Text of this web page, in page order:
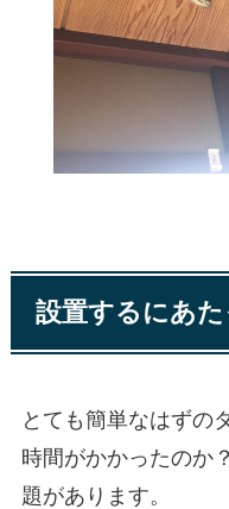
設置するにあ
とても簡単なはずの
時間がかかったのか
題があります。